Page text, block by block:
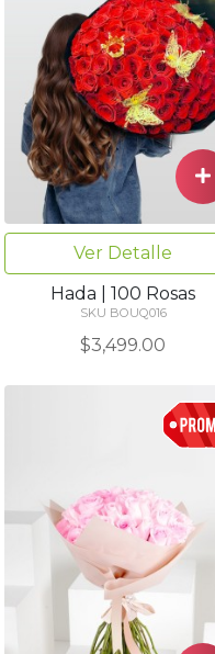
Ver Detalle
Hada | 100 Rosas
SKU BOUQ016
$3,499.00